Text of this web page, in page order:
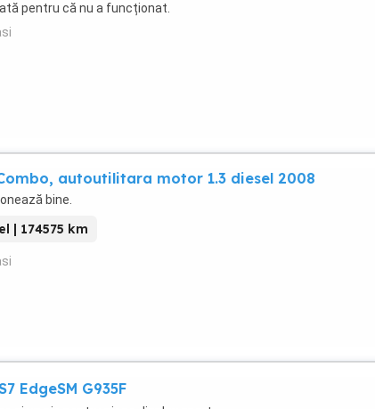
pentru că nu a funcționat.
autoutilitara motor 1.3 diesel 2008
bine.
| 174575 km
EdgeSM G935F